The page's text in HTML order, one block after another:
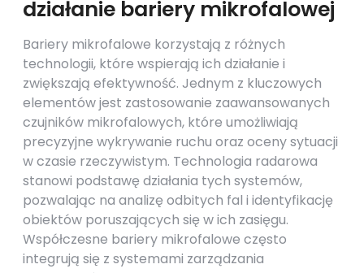
działanie bariery mikrofalowej
Bariery mikrofalowe korzystają z różnych
technologii, które wspierają ich działanie i
zwiększają efektywność. Jednym z kluczowych
elementów jest zastosowanie zaawansowanych
czujników mikrofalowych, które umożliwiają
precyzyjne wykrywanie ruchu oraz oceny sytuacji
w czasie rzeczywistym. Technologia radarowa
stanowi podstawę działania tych systemów,
pozwalając na analizę odbitych fal i identyfikację
obiektów poruszających się w ich zasięgu.
Współczesne bariery mikrofalowe często
integrują się z systemami zarządzania